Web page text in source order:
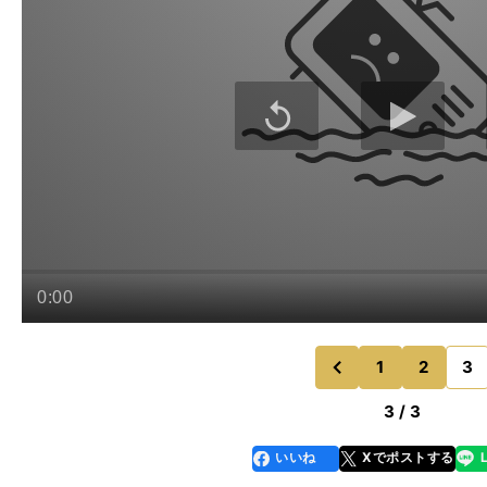
前
のページへ
1 2 3
3 / 3
faceboo
k
いいね Xでポストする
line